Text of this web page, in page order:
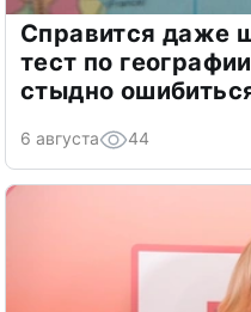
Справится даже
тест по
стыдно
6 августа 44